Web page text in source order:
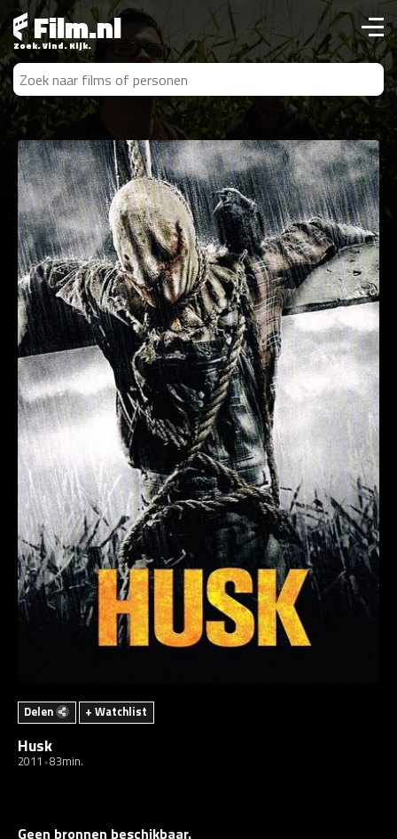
Film.nl
Zoek. Vind. Kijk.
Delen + Watchlist
Husk
2011 83min.
Geen bronnen beschikbaar.